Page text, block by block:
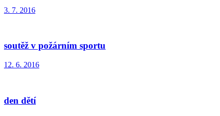
3. 7. 2016
soutěž v požárním sportu
12. 6. 2016
den dětí